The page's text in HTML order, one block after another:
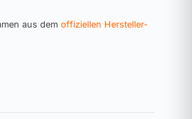
aus dem offiziellen Hersteller-